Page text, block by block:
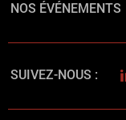
NOS ÉVÉNEMENTS
SUIVEZ-NOUS :